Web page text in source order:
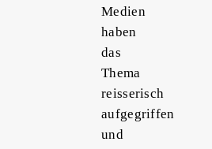
Medien
haben
das
Thema
reisserisch
aufgegriffen
und